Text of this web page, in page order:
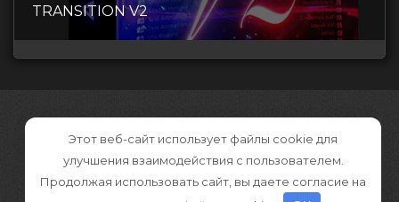
TRANSITION V2
Этот веб-сайт использует файлы cookie для
улучшения взаимодействия с пользователем.
Продолжая использовать сайт, вы даете согласие на